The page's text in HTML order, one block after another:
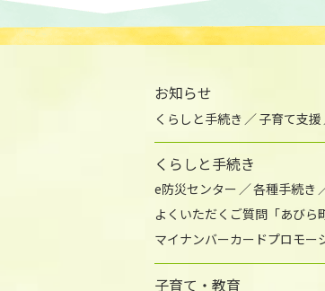
お知らせ
くらしと手続き 子育て支援
くらしと手続き
e防災センター 各種手続き
よくいただくご質問「あびら
マイナンバーカードプロモー
子育て・教育